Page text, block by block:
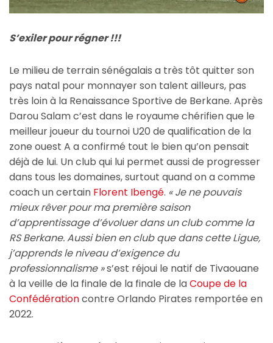
S’exiler pour régner !!!
Le milieu de terrain sénégalais a très tôt quitter son
pays natal pour monnayer son talent ailleurs, pas
très loin à la Renaissance Sportive de Berkane. Après
Darou Salam c’est dans le royaume chérifien que le
meilleur joueur du tournoi U20 de qualification de la
zone ouest A a confirmé tout le bien qu’on pensait
déjà de lui. Un club qui lui permet aussi de progresser
dans tous les domaines, surtout quand on a comme
coach un certain Florent Ibengé. «Je ne pouvais
mieux rêver pour ma première saison
d’apprentissage d’évoluer dans un club comme la
RS Berkane. Aussi bien en club que dans cette Ligue,
j’apprends le niveau d’exigence du
professionnalisme»s’est réjoui le natif de Tivaouane
à la veille de la finale de la finale de laCoupe de la
Confédérationcontre Orlando Pirates remportée en
2022.